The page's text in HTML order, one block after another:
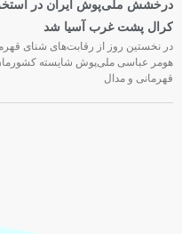
کرال پشت غرب آسیا شد
قهرمانی و مدال